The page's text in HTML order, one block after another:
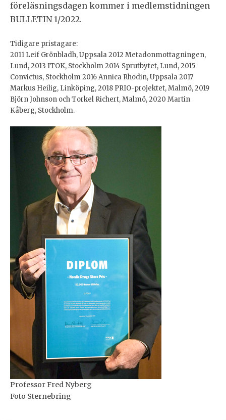
föreläsningsdagen kommer i medlemstidningen
BULLETIN 1/2022.
Tidigare pristagare:
2011 Leif Grönbladh, Uppsala 2012 Metadonmottagningen,
Lund, 2013 ITOK, Stockholm 2014 Sprutbytet, Lund, 2015
Convictus, Stockholm 2016 Annica Rhodin, Uppsala 2017
Markus Heilig, Linköping, 2018 PRIO-projektet, Malmö, 2019
Björn Johnson och Torkel Richert, Malmö, 2020 Martin
Kåberg, Stockholm.
Professor Fred Nyberg
Foto Sternebring